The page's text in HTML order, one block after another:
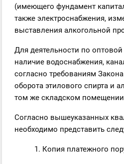
(имеющего фундамент
также электроснабжения,
выставления алкогольной
Для деятельности по
наличие водоснабжения,
согласно требованиям
оборота этилового спирта и
том же складском
Согласно вышеуказанных
необходимо представить
1. Копия платежного